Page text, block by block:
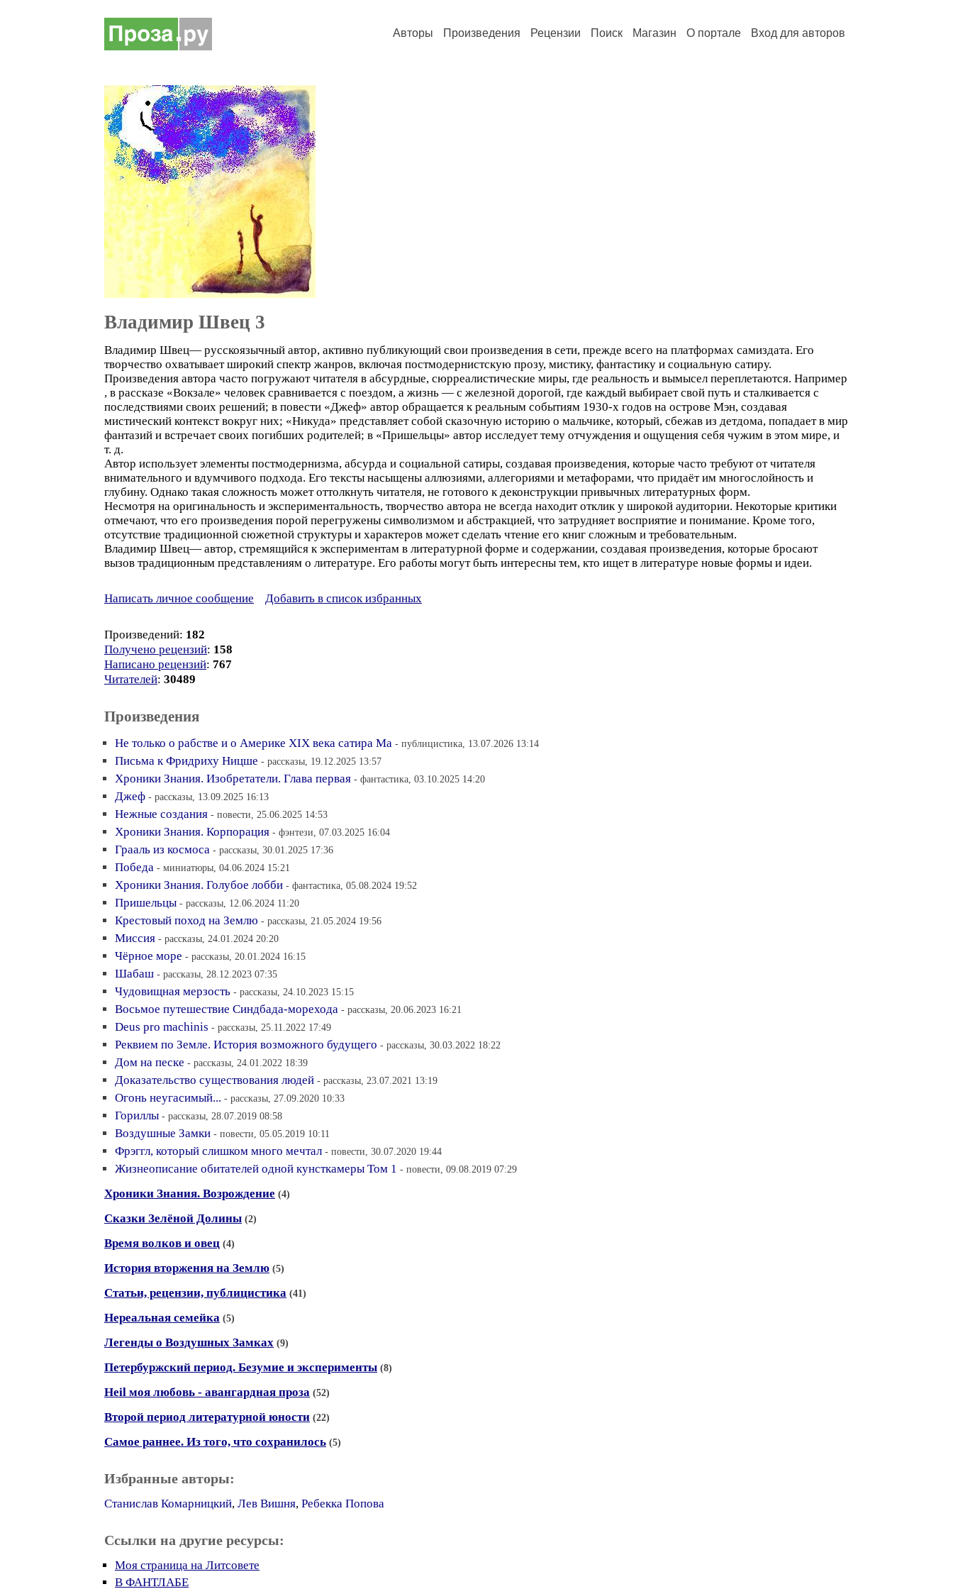
Авторы Произведения Рецензии Поиск Магазин О портале Вход для авторов
Владимир Швец 3
Владимир Швец— русскоязычный автор, активно публикующий свои произведения в сети, прежде всего на платформах самиздата. Его
творчество охватывает широкий спектр жанров, включая постмодернистскую прозу, мистику, фантастику и социальную сатиру.
Произведения автора часто погружают читателя в абсурдные, сюрреалистические миры, где реальность и вымысел переплетаются. Например
, в рассказе «Вокзале» человек сравнивается с поездом, а жизнь — с железной дорогой, где каждый выбирает свой путь и сталкивается с
последствиями своих решений; в повести «Джеф» автор обращается к реальным событиям 1930-х годов на острове Мэн, создавая
мистический контекст вокруг них; «Никуда» представляет собой сказочную историю о мальчике, который, сбежав из детдома, попадает в мир
фантазий и встречает своих погибших родителей; в «Пришельцы» автор исследует тему отчуждения и ощущения себя чужим в этом мире, и
т. д.
Автор использует элементы постмодернизма, абсурда и социальной сатиры, создавая произведения, которые часто требуют от читателя
внимательного и вдумчивого подхода. Его тексты насыщены аллюзиями, аллегориями и метафорами, что придаёт им многослойность и
глубину. Однако такая сложность может оттолкнуть читателя, не готового к деконструкции привычных литературных форм.
Несмотря на оригинальность и экспериментальность, творчество автора не всегда находит отклик у широкой аудитории. Некоторые критики
отмечают, что его произведения порой перегружены символизмом и абстракцией, что затрудняет восприятие и понимание. Кроме того,
отсутствие традиционной сюжетной структуры и характеров может сделать чтение его книг сложным и требовательным.
Владимир Швец— автор, стремящийся к экспериментам в литературной форме и содержании, создавая произведения, которые бросают
вызов традиционным представлениям о литературе. Его работы могут быть интересны тем, кто ищет в литературе новые формы и идеи.
Написать личное сообщение Добавить в список избранных
Произведений: 182
Получено рецензий: 158
Написано рецензий: 767
Читателей: 30489
Произведения
Не только о рабстве и о Америке XIX века сатира Ма - публицистика, 13.07.2026 13:14
Письма к Фридриху Ницше - рассказы, 19.12.2025 13:57
Хроники Знания. Изобретатели. Глава первая - фантастика, 03.10.2025 14:20
Джеф - рассказы, 13.09.2025 16:13
Нежные создания - повести, 25.06.2025 14:53
Хроники Знания. Корпорация - фэнтези, 07.03.2025 16:04
Грааль из космоса - рассказы, 30.01.2025 17:36
Победа - миниатюры, 04.06.2024 15:21
Хроники Знания. Голубое лобби - фантастика, 05.08.2024 19:52
Пришельцы - рассказы, 12.06.2024 11:20
Крестовый поход на Землю - рассказы, 21.05.2024 19:56
Миссия - рассказы, 24.01.2024 20:20
Чёрное море - рассказы, 20.01.2024 16:15
Шабаш - рассказы, 28.12.2023 07:35
Чудовищная мерзость - рассказы, 24.10.2023 15:15
Восьмое путешествие Синдбада-морехода - рассказы, 20.06.2023 16:21
Deus pro machinis - рассказы, 25.11.2022 17:49
Реквием по Земле. История возможного будущего - рассказы, 30.03.2022 18:22
Дом на песке - рассказы, 24.01.2022 18:39
Доказательство существования людей - рассказы, 23.07.2021 13:19
Огонь неугасимый... - рассказы, 27.09.2020 10:33
Гориллы - рассказы, 28.07.2019 08:58
Воздушные Замки - повести, 05.05.2019 10:11
Фрэггл, который слишком много мечтал - повести, 30.07.2020 19:44
Жизнеописание обитателей одной кунсткамеры Том 1 - повести, 09.08.2019 07:29
Хроники Знания. Возрождение (4)
Сказки Зелёной Долины (2)
Время волков и овец (4)
История вторжения на Землю (5)
Статьи, рецензии, публицистика (41)
Нереальная семейка (5)
Легенды о Воздушных Замках (9)
Петербуржский период. Безумие и эксперименты (8)
Heil моя любовь - авангардная проза (52)
Второй период литературной юности (22)
Самое раннее. Из того, что сохранилось (5)
Избранные авторы:
Станислав Комарницкий, Лев Вишня, Ребекка Попова
Ссылки на другие ресурсы:
Моя страница на Литсовете
В ФАНТЛАБЕ